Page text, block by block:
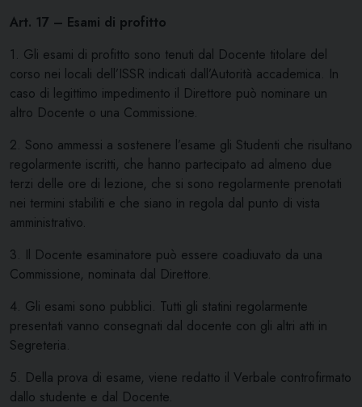
Art. 17 – Esami di profitto
1. Gli esami di profitto sono tenuti dal Docente titolare del
corso nei locali dell’ISSR indicati dall’Autorità accademica. In
caso di legittimo impedimento il Direttore può nominare un
altro Docente o una Commissione.
2. Sono ammessi a sostenere l’esame gli Studenti che risultano
regolarmente iscritti, che hanno partecipato ad almeno due
terzi delle ore di lezione, che si sono regolarmente prenotati
nei termini stabiliti e che siano in regola dal punto di vista
amministrativo.
3. Il Docente esaminatore può essere coadiuvato da una
Commissione, nominata dal Direttore.
4. Gli esami sono pubblici. Tutti gli statini regolarmente
presentati vanno consegnati dal docente con gli altri atti in
Segreteria.
5. Della prova di esame, viene redatto il Verbale controfirmato
dallo studente e dal Docente.